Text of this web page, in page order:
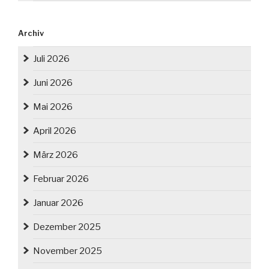
Archiv
Juli 2026
Juni 2026
Mai 2026
April 2026
März 2026
Februar 2026
Januar 2026
Dezember 2025
November 2025